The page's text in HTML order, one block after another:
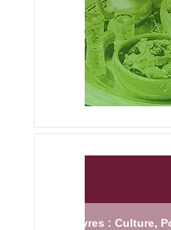
Livres : Culture,